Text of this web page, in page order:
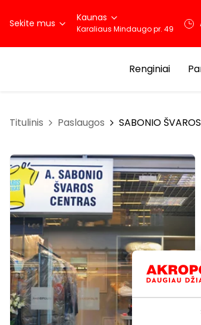
Sekite mus Kaunas
Karaliaus Mindaugo pr. 49
Renginiai
Titulinis Paslaugos SABONIO